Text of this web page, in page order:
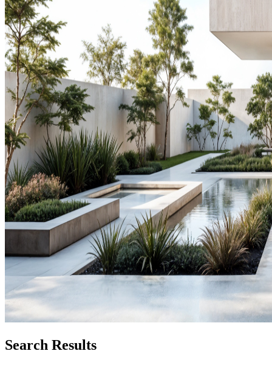
Search Results